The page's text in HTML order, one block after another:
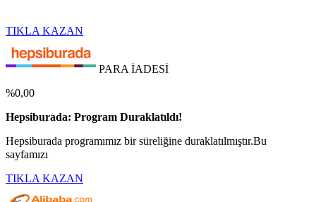
TIKLA KAZAN
PARA İADESİ
%0,00
Hepsiburada: Program Duraklatıldı!
Hepsiburada programımız bir süreliğine duraklatılmıştır.Bu
sayfamızı
TIKLA KAZAN